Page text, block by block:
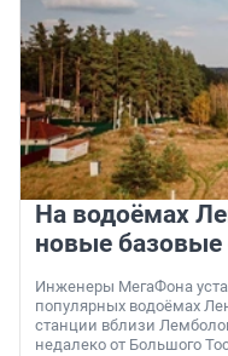
На водоёмах
новые
Инженеры МегаФона
популярных водоёмах
станции вблизи
недалеко от Большого